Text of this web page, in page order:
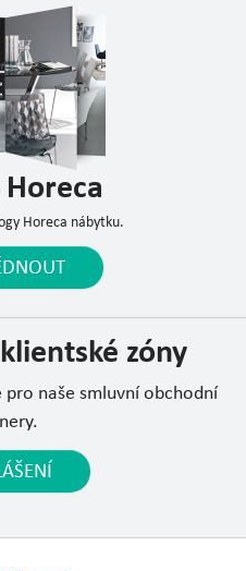
Horeca nábytku.
zóny
pro naše smluvní obchodní